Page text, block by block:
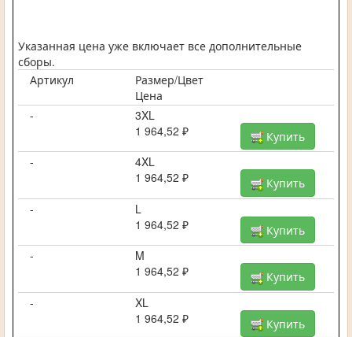
Указанная цена уже включает все дополнительные
сборы.
Артикул
Размер/Цвет
Цена
-
3XL
1 964,52 ₽
Купить
-
4XL
1 964,52 ₽
Купить
-
L
1 964,52 ₽
Купить
-
M
1 964,52 ₽
Купить
-
XL
1 964,52 ₽
Купить